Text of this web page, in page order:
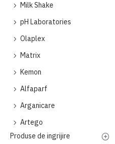
Milk Shake
pH Laboratories
Olaplex
Matrix
Kemon
Alfaparf
Arganicare
Artego
BaByliss PRO
Produse de ingrijire